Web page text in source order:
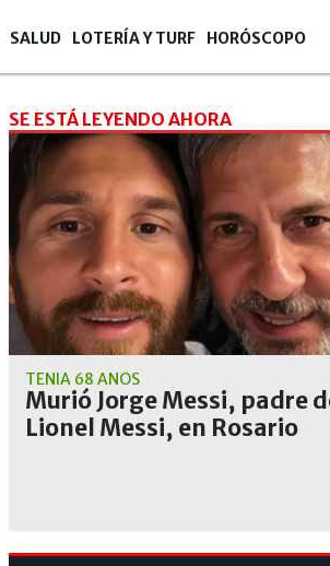
SALUD LOTERÍA Y TURF HORÓSCOPO
SE ESTÁ LEYENDO AHORA
TENÍA 68 AÑOS
Murió Jorge Messi, padre
Lionel Messi, en Rosario